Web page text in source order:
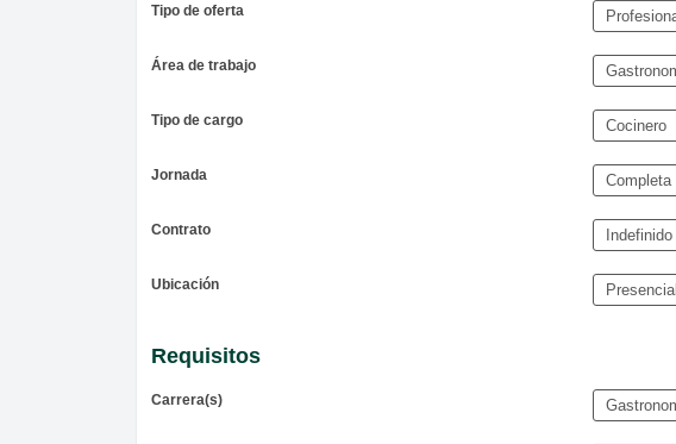
Tipo de oferta
Área de trabajo
Tipo de cargo Cocinero
Jornada Completa
Contrato Indefinido
Ubicación
Requisitos
Carrera(s)